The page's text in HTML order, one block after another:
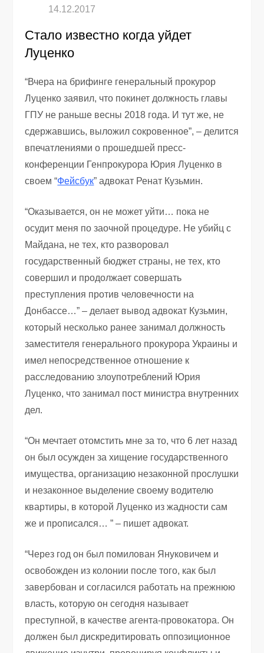
Стало известно когда уйдет
Луценко
“Вчера на брифинге генеральный прокурор
Луценко заявил, что покинет должность главы
ГПУ не раньше весны 2018 года. И тут же, не
сдержавшись, выложил сокровенное”, – делится
впечатлениями о прошедшей пресс-
конференции Генпрокурора Юрия Луценко в
своем “Фейсбук” адвокат Ренат Кузьмин.
“Оказывается, он не может уйти… пока не
осудит меня по заочной процедуре. Не убийц с
Майдана, не тех, кто разворовал
государственный бюджет страны, не тех, кто
совершил и продолжает совершать
преступления против человечности на
Донбассе…” – делает вывод адвокат Кузьмин,
который несколько ранее занимал должность
заместителя генерального прокурора Украины и
имел непосредственное отношение к
расследованию злоупотреблений Юрия
Луценко, что занимал пост министра внутренних
дел.
“Он мечтает отомстить мне за то, что 6 лет назад
он был осужден за хищение государственного
имущества, организацию незаконной прослушки
и незаконное выделение своему водителю
квартиры, в которой Луценко из жадности сам
же и прописался… ” – пишет адвокат.
“Через год он был помилован Януковичем и
освобожден из колонии после того, как был
завербован и согласился работать на прежнюю
власть, которую он сегодня называет
преступной, в качестве агента-провокатора. Он
должен был дискредитировать оппозиционное